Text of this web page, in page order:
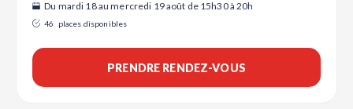
Du mardi 18 au mercredi 19 août de 15h30 à 20h
46 places disponibles
PRENDRE RENDEZ-VOUS